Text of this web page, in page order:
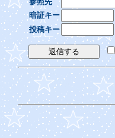
暗証キー
投稿キー